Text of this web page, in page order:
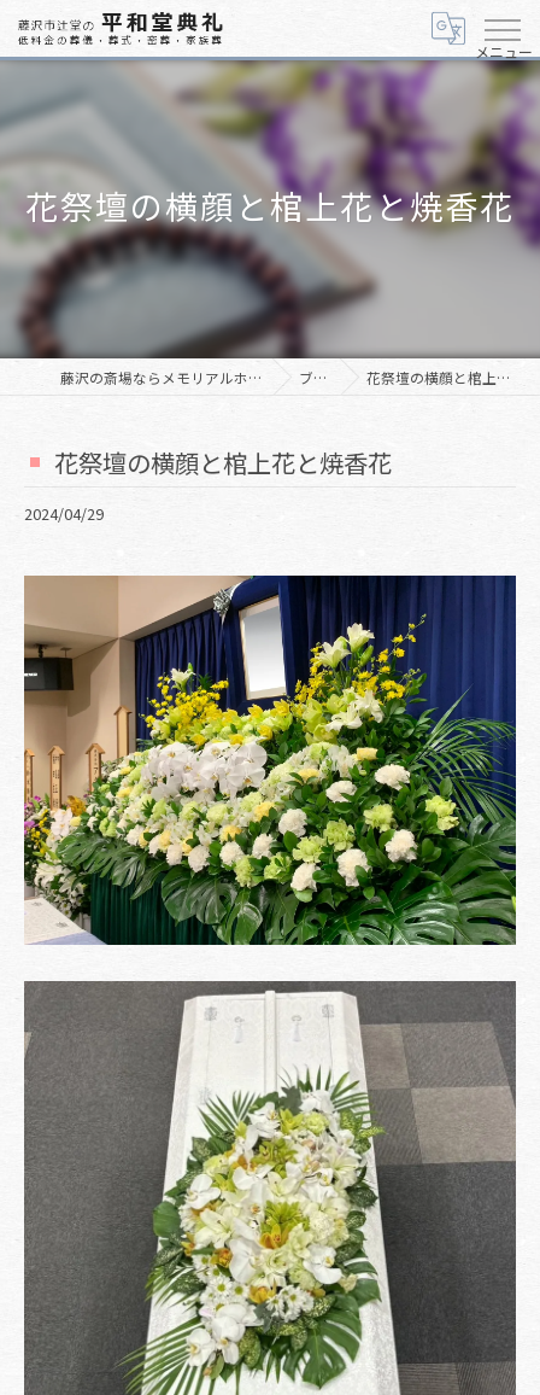
メニュー
花祭壇の横顔と棺上花と焼香花
藤沢の斎場ならメモリアルホール「美空」 ブログ 花祭壇の横顔と棺上花と焼香花
花祭壇の横顔と棺上花と焼香花
2024/04/29